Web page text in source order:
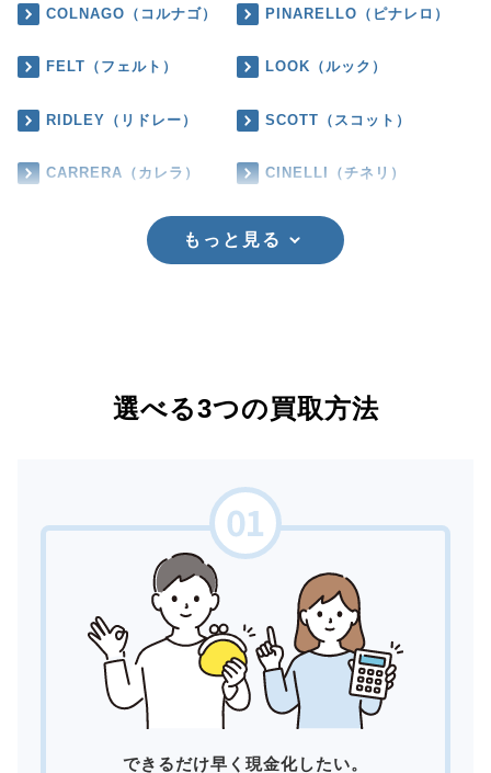
COLNAGO（コルナゴ） PINARELLO（ピナレロ）
FELT（フェルト） LOOK（ルック）
RIDLEY（リドレー） SCOTT（スコット）
CARRERA（カレラ） CINELLI（チネリ）
もっと見る
選べる3つの買取方法
できるだけ早く現金化したい。